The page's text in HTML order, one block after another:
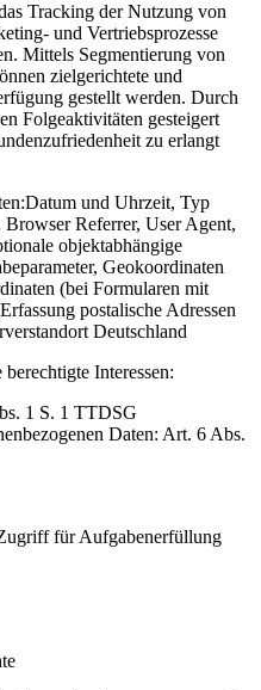
Tracking der Nutzung von
und Vertriebsprozesse
Mittels Segmentierung von
zielgerichtete und
gestellt werden. Durch
Folgeaktivitäten gesteigert
zu erlangt
Datum und Uhrzeit, Typ
Referrer, User Agent,
objektabhängige
Geokoordinaten
(bei Formularen mit
postalische Adressen
Deutschland
Interessen:
1 S. 1 TTDSG
Daten: Art. 6 Abs.
für Aufgabenerfüllung